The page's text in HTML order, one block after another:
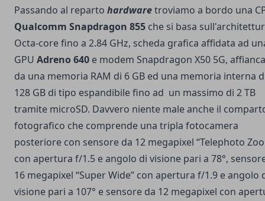
Passando al reparto hardwaretroviamo a bordo una
Qualcomm Snapdragon 855 che si basa
Octa-core fino a 2.84 GHz, scheda grafica affidata ad
GPU Adreno 640 e modem Snapdragon X50 5G,
da una memoria RAM di 6 GB ed una memoria interna
128 GB di tipo espandibile fino ad un massimo di 2 TB
tramite microSD. Davvero niente male anche il
fotografico che comprende una tripla fotocamera
posteriore con sensore da 12 megapixel “Telephoto
con apertura f/1.5 e angolo di visione pari a 78°,
16 megapixel “Super Wide” con apertura f/1.9 e angolo
visione pari a 107° e sensore da 12 megapixel con